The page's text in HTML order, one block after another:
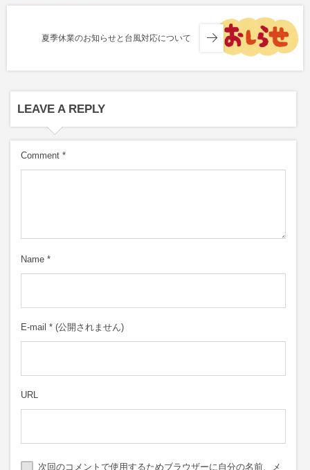
夏季休業のお知らせと台風対応について
LEAVE A REPLY
Comment *
Name *
E-mail * (公開されません)
URL
次回のコメントで使用するためブラウザーに自分の名前、メ